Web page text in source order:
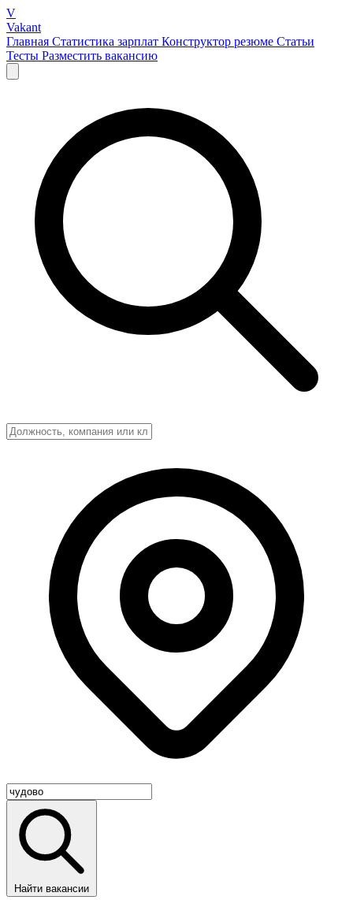
V
Vakant
Главная Статистика зарплат Конструктор резюме Статьи
Тесты Разместить вакансию
Найти вакансии